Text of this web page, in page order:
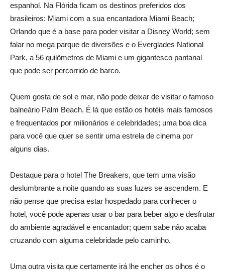
espanhol. Na Flórida ficam os destinos preferidos dos
brasileiros: Miami com a sua encantadora Miami Beach;
Orlando que é a base para poder visitar a Disney World; sem
falar no mega parque de diversões e o Everglades National
Park, a 56 quilômetros de Miami e um gigantesco pantanal
que pode ser percorrido de barco.
Quem gosta de sol e mar, não pode deixar de visitar o famoso
balneário Palm Beach. É lá que estão os hotéis mais famosos
e frequentados por milionários e celebridades; uma boa dica
para você que quer se sentir uma estrela de cinema por
alguns dias.
Destaque para o hotel The Breakers, que tem uma visão
deslumbrante a noite quando as suas luzes se ascendem. E
não pense que precisa estar hospedado para conhecer o
hotel, você pode apenas usar o bar para beber algo e desfrutar
do ambiente agradável e encantador; quem sabe não acaba
cruzando com alguma celebridade pelo caminho.
Uma outra visita que certamente irá lhe encher os olhos é o